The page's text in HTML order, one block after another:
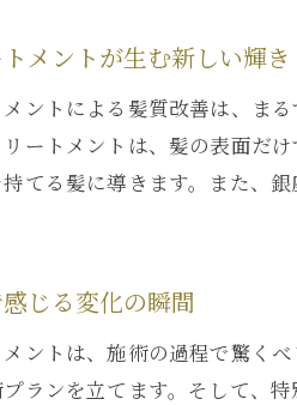
メントが生む新しい輝き
ントによる髪質改善は、ま
ートメントは、髪の表面だ
てる髪に導きます。また、
じる変化の瞬間
ントは、施術の過程で驚く
ランを立てます。そして、